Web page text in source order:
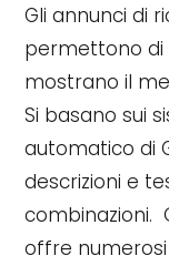
Gli annunci di
permettono di
mostrano il
Si basano sui
automatico di
descrizioni e
combinazioni.
offre